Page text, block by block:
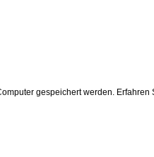
gespeichert werden. Erfahren